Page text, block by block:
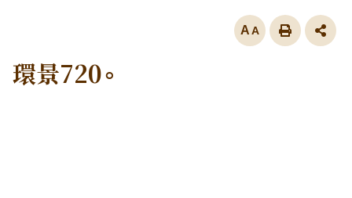
放大
環景720∘